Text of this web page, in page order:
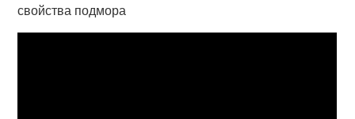
свойства подмора